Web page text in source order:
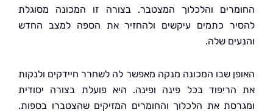
והלכלוך המצטבר. בצורה זו המכונה מסוגלת
כתמים עיקשים ולהחזיר את הספה למצב החדש
שלה.
שבו המכונה מנקה מאפשר לה לשחרר חיידקים ולנקות
בכל פינה ופינה. היא פועלת בצורה יסודית
את הלכלוך והחומרים המזיקים שהצטברו בספות.